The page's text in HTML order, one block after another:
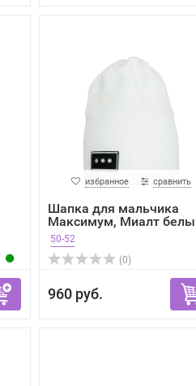
избранное сравнить
Шапка для мальчика
Максимум, Миалт
в...
50-52
(0)
960 руб.